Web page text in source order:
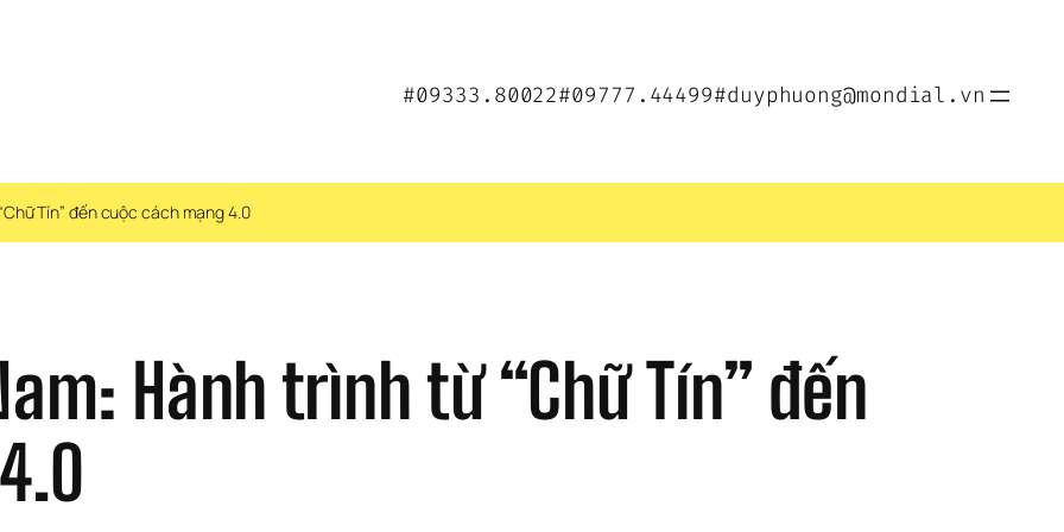
#09333.80022#09777.44499#duyphuong@mondial.vn
Tín” đến cuộc cách mạng 4.0
Hành trình từ “Chữ Tín” đến